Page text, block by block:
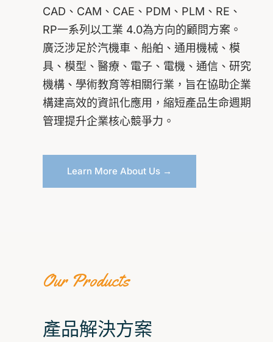
CAD、CAM、CAE、PDM、PLM、RE、
RP一系列以工業 4.0為方向的顧問方案。
廣泛涉足於汽機車、船舶、通用機械、模
具、模型、醫療、電子、電機、通信、研究
機構、學術教育等相關行業，旨在協助企業
構建高效的資訊化應用，縮短產品生命週期
管理提升企業核心競爭力。
Learn More About Us →
Our Products
產品解決方案